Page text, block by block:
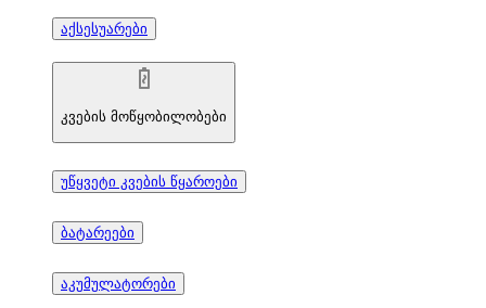
აქსესუარები
კვების მოწყობილობები
უწყვეტი კვების წყაროები
ბატარეები
აკუმულატორები